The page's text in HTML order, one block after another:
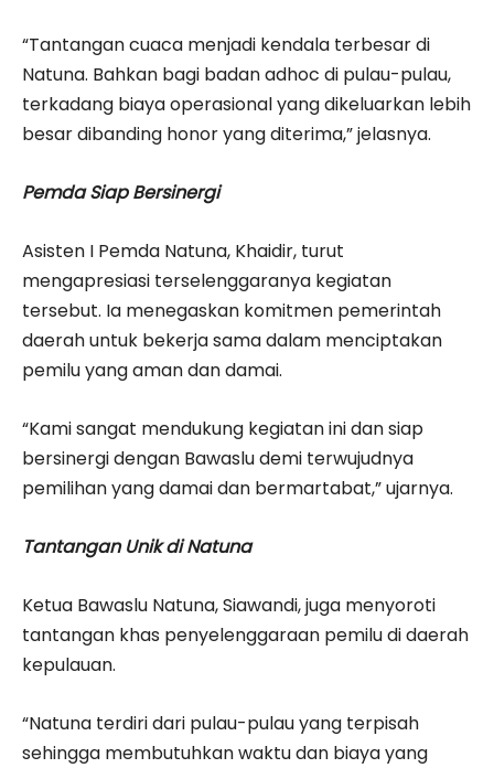
“Tantangan cuaca menjadi kendala terbesar di
Natuna. Bahkan bagi badan adhoc di pulau-pulau,
terkadang biaya operasional yang dikeluarkan lebih
besar dibanding honor yang diterima,” jelasnya.
Pemda Siap Bersinergi
Asisten I Pemda Natuna, Khaidir, turut
mengapresiasi terselenggaranya kegiatan
tersebut. Ia menegaskan komitmen pemerintah
daerah untuk bekerja sama dalam menciptakan
pemilu yang aman dan damai.
“Kami sangat mendukung kegiatan ini dan siap
bersinergi dengan Bawaslu demi terwujudnya
pemilihan yang damai dan bermartabat,” ujarnya.
Tantangan Unik di Natuna
Ketua Bawaslu Natuna, Siawandi, juga menyoroti
tantangan khas penyelenggaraan pemilu di daerah
kepulauan.
“Natuna terdiri dari pulau-pulau yang terpisah
sehingga membutuhkan waktu dan biaya yang